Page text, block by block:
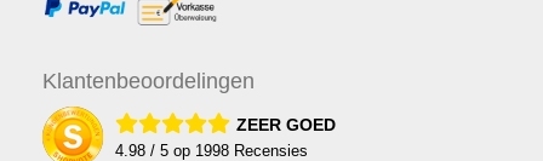
Klantenbeoordelingen
ZEER GOED
4.98 / 5 op 1998 Recensies